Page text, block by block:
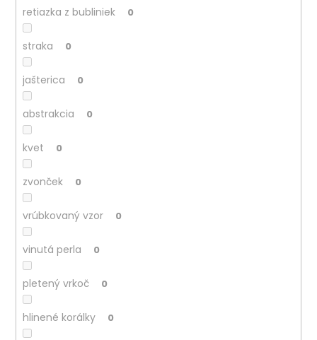
retiazka z bubliniek 0
straka 0
jašterica 0
abstrakcia 0
kvet 0
zvonček 0
vrúbkovaný vzor 0
vinutá perla 0
pletený vrkoč 0
hlinené korálky 0